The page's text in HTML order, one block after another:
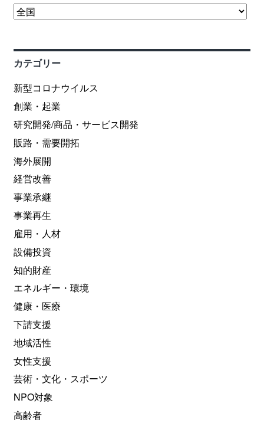
カテゴリー
新型コロナウイルス
創業・起業
研究開発/商品・サービス開発
販路・需要開拓
海外展開
経営改善
事業承継
事業再生
雇用・人材
設備投資
知的財産
エネルギー・環境
健康・医療
下請支援
地域活性
女性支援
芸術・文化・スポーツ
NPO対象
高齢者